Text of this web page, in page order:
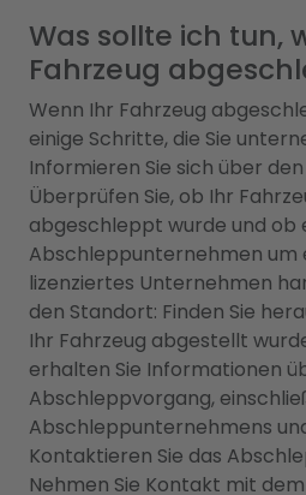
Was sollte ich tun,
Fahrzeug
Wenn Ihr Fahrzeug
einige Schritte, die Sie
Informieren Sie sich über
Überprüfen Sie, ob Ihr
abgeschleppt wurde und ob
Abschleppunternehmen um
lizenziertes Unternehmen
den Standort: Finden Sie
Ihr Fahrzeug abgestellt
erhalten Sie Informationen
Abschleppvorgang,
Abschleppunternehmens
Kontaktieren Sie das
Nehmen Sie Kontakt mit dem